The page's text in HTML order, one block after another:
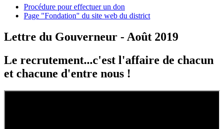
Procédure pour effectuer un don
Page "Fondation" du site web du district
Lettre du Gouverneur - Août 2019
Le recrutement...c'est l'affaire de chacun
et chacune d'entre nous !